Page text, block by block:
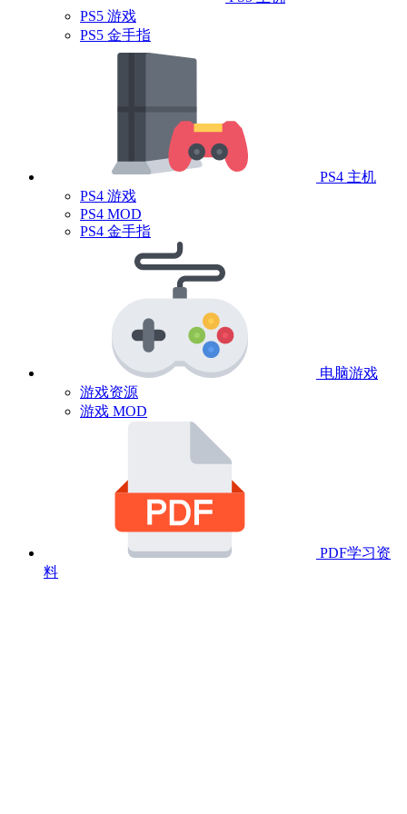
PS5 游戏
PS5 金手指
PS4 主机
PS4 游戏
PS4 MOD
PS4 金手指
电脑游戏
游戏资源
游戏 MOD
PDF学习资
料